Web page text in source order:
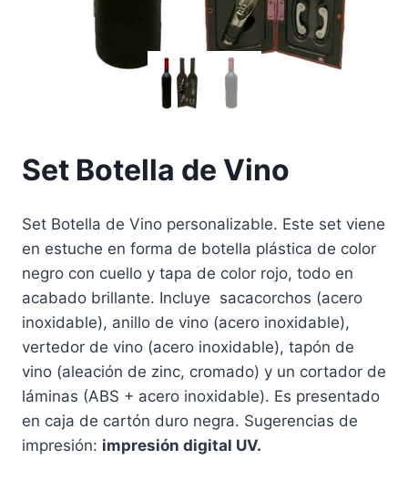
Set Botella de Vino
Set Botella de Vino personalizable. Este set viene
en estuche en forma de botella plástica de color
negro con cuello y tapa de color rojo, todo en
acabado brillante. Incluye sacacorchos (acero
inoxidable), anillo de vino (acero inoxidable),
vertedor de vino (acero inoxidable), tapón de
vino (aleación de zinc, cromado) y un cortador de
láminas (ABS + acero inoxidable). Es presentado
en caja de cartón duro negra. Sugerencias de
impresión: impresión digital UV.